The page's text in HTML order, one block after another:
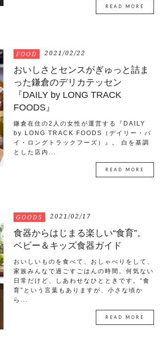
READ MORE
FOOD 2021/02/22
おいしさとセンスがぎゅっと詰ま
った鎌倉のデリカテッセン
『DAILY by LONG TRACK
FOODS』
鎌倉在住の2人の女性が運営する『DAILY
by LONG TRACK FOODS（デイリー・バ
イ・ロングトラックフーズ）』。 白を基調
とした店内...
READ MORE
GOODS 2021/02/17
食器からはじまる楽しい“食育”。
ベビー＆キッズ食器ガイド
おいしいものを食べて、おしゃべりをして、
家族みんなで過ごすごはんの時間。何気ない
日常だけど、しあわせなひとときです。“食
育”という言葉もありますが、小さな頃か
ら...
READ MORE